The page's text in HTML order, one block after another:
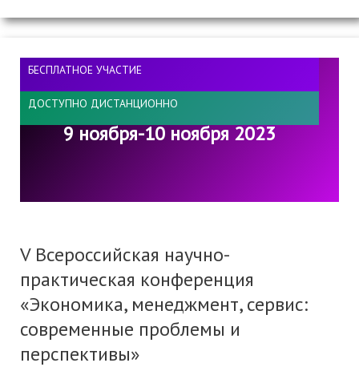
БЕСПЛАТНОЕ УЧАСТИЕ
ДОСТУПНО ДИСТАНЦИОННО
9 ноября-10 ноября 2023
V Всероссийская научно-
практическая конференция
«Экономика, менеджмент, сервис:
современные проблемы и
перспективы»